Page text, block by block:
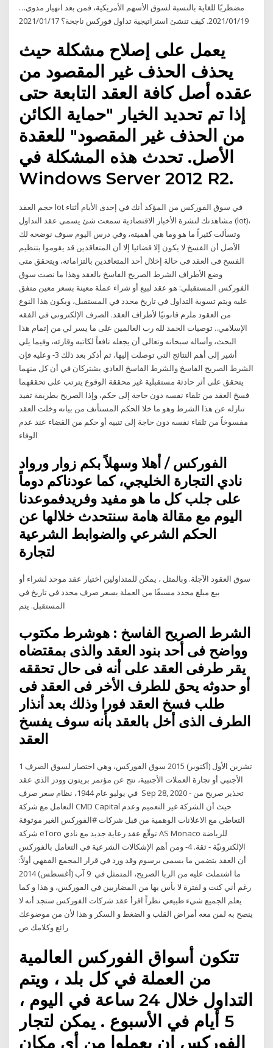
مضطربًا للغاية بالنسبة لسوق الأسهم الأمريكية، فمن بعد انهيار مدوي…
يعمل على إصلاح مشكلة حيث
يحذف الحذف غير المقصود من
عقده أصل كافة العقد التابعة حتى
إذا تم تحديد الخيار "حماية الكائن
من الحذف غير المقصود" للعقدة
الأصل. تحدث هذه المشكلة في
Windows Server 2012 R2.
حجم العقد lot في سوق الفوركس من المؤكد أنك في إحدى الأيام أثناء
مشاهدتك لنشرة الأخبار الاقتصادية سمعت شئ يسمى عقد التداول (lot)،
وتسألت كثيراً ما هو وما هي أهميته، وفي درس اليوم سوف نوضحه لك
الأصل أن الفسخ لا يكون إلا قضائيا إلا أن المتعاقدين قد يقوموا بتنظيم
الفسخ فى العقد فى حالة إخلال أحد المتعاقدين بالتزاماته، ويتحقق متى
وضع الأطراف الشرط الصريح الفاسخ بالعقد وهذا ما نصت سوق
الفوركس المستقبلي: هو عقد لبيع أو شراء عملة معينة بسعر معين متفق
عليه ويتم تسوية التداول في تاريخ محدد في المستقبل، ويكون هذا النوع
من العقود ملزم قانونيًا لأطراف العقد. الصرف الإلكتروني في الفقه
الإسلامي.. توصيات الحمد لله رب العالمين على ما يسر لي من إتمام هذا
البحث، وأساله سبحانه وتعالى أن يجعله نافعاً لكاتبه وقارئه، وفيما يلي
أشير إلى أهم النتائج التي توصلت إليها، ثم أذكر بعد ذلك 3- وعليه فإن
الشرط الصريح الفاسخ والشرط الفاسخ العادي يشتركان في أن كل منهما
يتحقق على أثر حادثة مستقبلية غير محققة الوقوع يترتب على تحققهما
فسخ العقد من تلقاء نفسه دون حاجة إلى حكم، وإذا الصريح بطريقة تفيد
تنازله عن هذا الشرط وهو ما خلا الحكم المستأنف من بيانه وخلت العقد
مفسوخاً من تلقاء نفسه دون حاجة إلى تنبيه أو حكم من القضاء عند عدم
الوفاء
الفوركس / أهلا وسهلاً بكم زوار ورواد
نادي التجارة الخليجي، كما عودناكم دوماً
على جلب كل ما هو مفيد وفريدفموعدنا
اليوم مع مقالة هامة سنتحدث خلالها عن
الحكم الشرعي والضوابط الشرعية
لتجارة
سوق العقود الآجلة. وبالمثل ، يمكن للمتداولين اختيار عقد موحد لشراء أو
بيع مبلغ محدد مسبقًا من العملة بسعر صرف محدد في تاريخ في
الشرط الصريح الفاسخ : هوشرط مكتوب
وواضح فى أحد بنود العقد والذى بمقتضاه
يقر طرفى العقد على أنه فى حال تحققه
أو حدوثه يحق للطرف الأخر فى العقد فى
طلب فسخ العقد فورا وذلك بعد أنذار
الطرف الذى أخل بالعقد بأنه سوف يفسخ
العقد
1 تشرين الأول (أكتوبر) 2015 سوق الفوركس، وهي اختصار لسوق الصرف
الأجنبي أو تجارة العملات الأجنبية، نتج عن مؤتمر بريتون وودز الذي عقد
في يوليو عام 1944، نظام سعر صرف Sep 28, 2020 - تحذير صريح من
التعامل مع شركة CMD Capital حيث أن الشركة غير التعميم وعدم
التعاطي مع الاعلانات الوهمية من قبل شركات #الفوركس الغير موثوقة
شركة eToro توقّع عقد رعاية جديد مع نادي AS Monaco للرياضة
الإلكترونيّة - ثقة. 4- ومن أهم الإشكالات الشرعية في التعامل بالفوركس
أن العقد يتضمن ما يسمى برسوم وقد ورد في قرار المجمع الفقهي أولاً:
ما اشتملت عليه من الربا الصريح، المتمثل في 9 آب (أغسطس) 2014
رغم أني كنت و لفترة لا بأس بها من المضاربين في الفوركس، و هذا و كما
يعلم الجميع شيء طبيعي نظراً اقرأ عقد شركات الفوركس ستجد أنه لا
ينصح به لمن معه أمراض القلب و الضغط و السكر و هذا لأن من موضوعك
رائع وكلامك ص
تتكون أسواق الفوركس العالمية
من العملة في كل بلد ، ويتم
التداول خلال 24 ساعة في اليوم ،
5 أيام في الأسبوع . يمكن لتجار
الفوركس ان يعملوا من أي مكان